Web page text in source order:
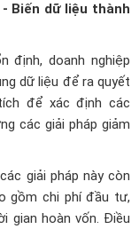
Biến dữ liệu thành
định, doanh nghiệp
dữ liệu để ra quyết
để xác định các
các giải pháp giảm
giải pháp này còn
gồm chi phí đầu tư,
gian hoàn vốn. Điều